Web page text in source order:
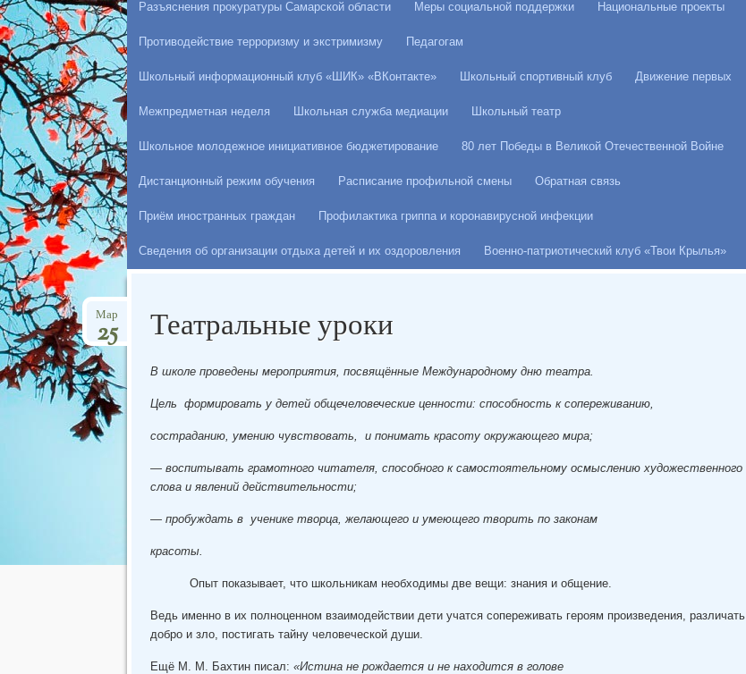
Разъяснения прокуратуры Самарской области Меры социальной поддержки Национальные проекты
Противодействие терроризму и экстримизму Педагогам
Школьный информационный клуб «ШИК» «ВКонтакте» Школьный спортивный клуб Движение первых
Межпредметная неделя Школьная служба медиации Школьный театр
Школьное молодежное инициативное бюджетирование 80 лет Победы в Великой Отечественной Войне
Дистанционный режим обучения Расписание профильной смены Обратная связь
Приём иностранных граждан Профилактика гриппа и коронавирусной инфекции
Сведения об организации отдыха детей и их оздоровления Военно-патриотический клуб «Твои Крылья»
Театральные уроки
Мар
25
В школе проведены мероприятия, посвящённые Международному дню театра.
Цель формировать у детей общечеловеческие ценности: способность к сопереживанию,
состраданию, умению чувствовать, и понимать красоту окружающего мира;
— воспитывать грамотного читателя, способного к самостоятельному осмыслению художественного
слова и явлений действительности;
— пробуждать в ученике творца, желающего и умеющего творить по законам
красоты.
Опыт показывает, что школьникам необходимы две вещи: знания и общение.
Ведь именно в их полноценном взаимодействии дети учатся сопереживать героям произведения, различать
добро и зло, постигать тайну человеческой души.
Ещё М. М. Бахтин писал: «Истина не рождается и не находится в голове